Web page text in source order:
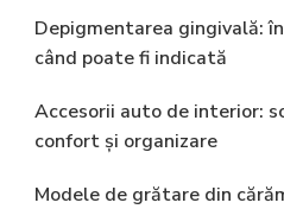
Depigmentarea gingivală:
când poate fi indicată
Accesorii auto de interior:
confort și organizare
Modele de grătare din